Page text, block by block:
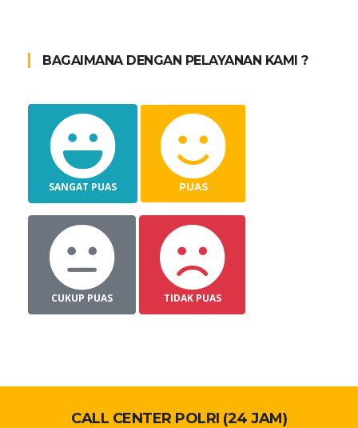
BAGAIMANA DENGAN PELAYANAN KAMI ?
SANGAT PUAS PUAS
CUKUP PUAS TIDAK PUAS
CALL CENTER POLRI (24 JAM)